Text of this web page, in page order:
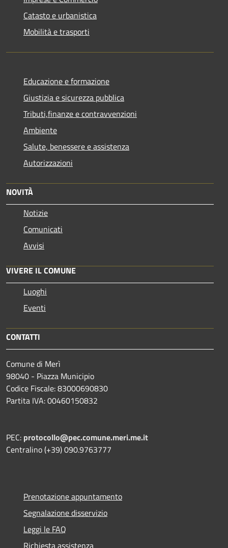
Catasto e urbanistica
Mobilità e trasporti
Educazione e formazione
Giustizia e sicurezza pubblica
Tributi,finanze e contravvenzioni
Ambiente
Salute, benessere e assistenza
Autorizzazioni
NOVITÀ
Notizie
Comunicati
Avvisi
VIVERE IL COMUNE
Luoghi
Eventi
CONTATTI
Comune di Merì
98040 - Piazza Municipio
Codice Fiscale: 83000690830
Partita IVA: 00460150832
PEC: protocollo@pec.comune.meri.me.it
Centralino (+39) 090.9763777
Prenotazione appuntamento
Segnalazione disservizio
Leggi le FAQ
Richiesta assistenza